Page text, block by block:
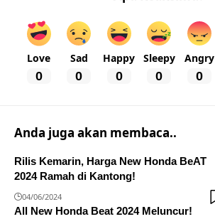
Love
0
Sad
0
Happy
0
Sleepy
0
Angry
0
Anda juga akan membaca..
Rilis Kemarin, Harga New Honda BeAT
2024 Ramah di Kantong!
04/06/2024
All New Honda Beat 2024 Meluncur!